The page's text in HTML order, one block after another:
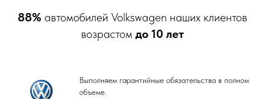
88% автомобилей Volkswagen наших клиентов
возрастом до 10 лет
Выполняем гарантийные обязательства в полном
объеме.